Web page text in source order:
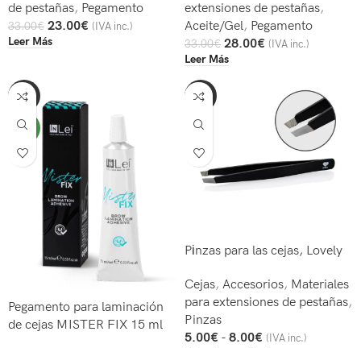
de pestañas, Pegamento
33.00€ 23.00€ (IVA inc.)
Leer Más
extensiones de pestañas,
Aceite/Gel, Pegamento
33.00€ 28.00€ (IVA inc.)
Leer Más
-30%
NEW
Pegamento para laminación
de cejas MISTER FIX 15 ml
-38%
Pіnzas para las cejas, Lovely
Cejas, Accesorios, Materiales
para extensiones de pestañas,
Pinzas
5.00€ - 8.00€ (IVA inc.)